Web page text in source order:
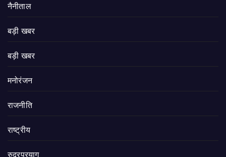
नैनीताल
बड़ी खबर
बड़ी खबर
मनोरंजन
राजनीति
राष्ट्रीय
रुद्रप्रयाग